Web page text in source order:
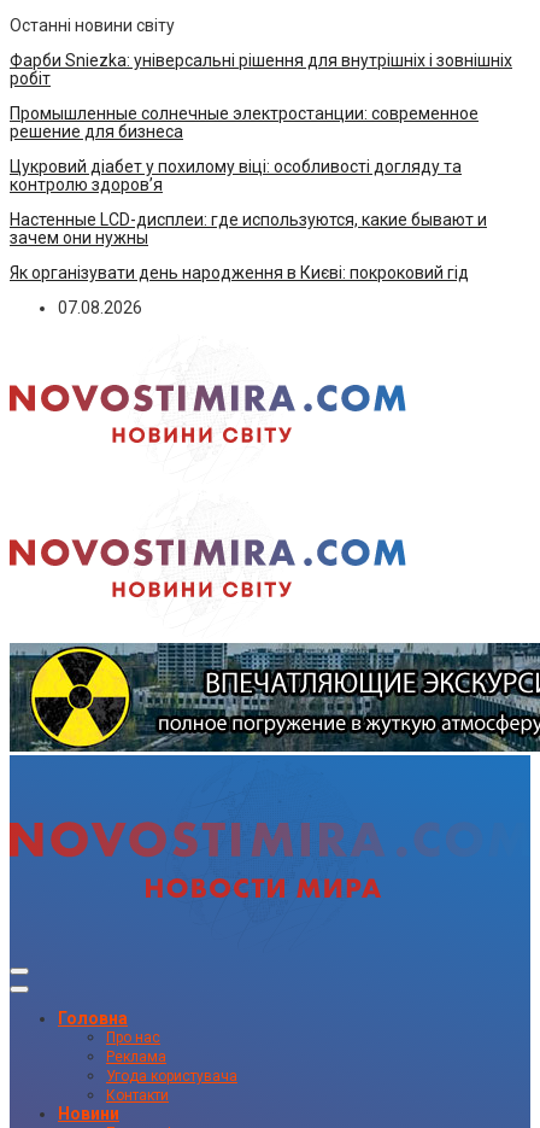
Останні новини світу
Фарби Sniezka: універсальні рішення для внутрішніх і зовнішніх
робіт
Промышленные солнечные электростанции: современное
решение для бизнеса
Цукровий діабет у похилому віці: особливості догляду та
контролю здоров’я
Настенные LCD-дисплеи: где используются, какие бывают и
зачем они нужны
Як організувати день народження в Києві: покроковий гід
07.08.2026
Головна
Про нас
Реклама
Угода користувача
Контакти
Новини